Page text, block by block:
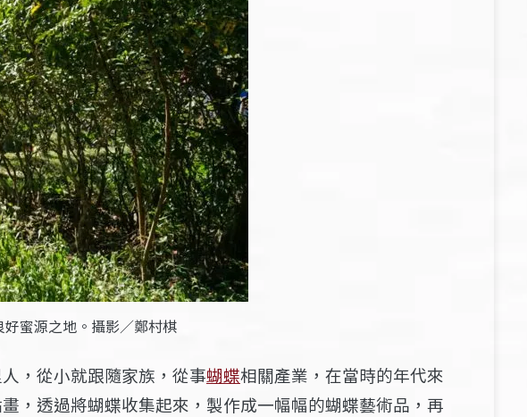
蜜源之地。攝影／鄭村棋
，從小就跟隨家族，從事蝴蝶相關產業，在當時的年代來
，透過將蝴蝶收集起來，製作成一幅幅的蝴蝶藝術品，再